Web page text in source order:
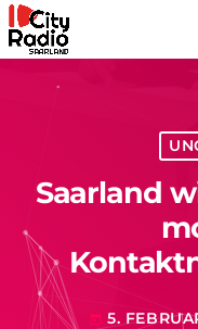
Saarland
today 5.